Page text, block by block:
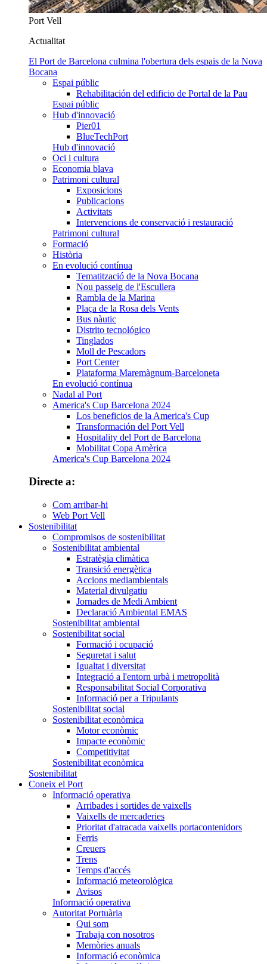
Port Vell
Actualitat
El Port de Barcelona culmina l'obertura dels espais de la Nova
Bocana
Espai públic
Rehabilitación del edificio de Portal de la Pau
Espai públic
Hub d'innovació
Pier01
BlueTechPort
Hub d'innovació
Oci i cultura
Economia blava
Patrimoni cultural
Exposicions
Publicacions
Activitats
Intervencions de conservació i restauració
Patrimoni cultural
Formació
Història
En evolució contínua
Tematització de la Nova Bocana
Nou passeig de l'Escullera
Rambla de la Marina
Plaça de la Rosa dels Vents
Bus nàutic
Distrito tecnológico
Tinglados
Moll de Pescadors
Port Center
Plataforma Maremàgnum-Barceloneta
En evolució contínua
Nadal al Port
America's Cup Barcelona 2024
Los beneficios de la America's Cup
Transformación del Port Vell
Hospitality del Port de Barcelona
Mobilitat Copa Amèrica
America's Cup Barcelona 2024
Directe a:
Com arribar-hi
Web Port Vell
Sostenibilitat
Compromisos de sostenibilitat
Sostenibilitat ambiental
Estratègia climàtica
Transició energètica
Accions mediambientals
Material divulgatiu
Jornades de Medi Ambient
Declaració Ambiental EMAS
Sostenibilitat ambiental
Sostenibilitat social
Formació i ocupació
Seguretat i salut
Igualtat i diversitat
Integració a l'entorn urbà i metropolità
Responsabilitat Social Corporativa
Informació per a Tripulants
Sostenibilitat social
Sostenibilitat econòmica
Motor econòmic
Impacte econòmic
Competitivitat
Sostenibilitat econòmica
Sostenibilitat
Coneix el Port
Informació operativa
Arribades i sortides de vaixells
Vaixells de mercaderies
Prioritat d'atracada vaixells portacontenidors
Ferris
Creuers
Trens
Temps d'accés
Informació meteorològica
Avisos
Informació operativa
Autoritat Portuària
Qui som
Trabaja con nosotros
Memòries anuals
Informació econòmica